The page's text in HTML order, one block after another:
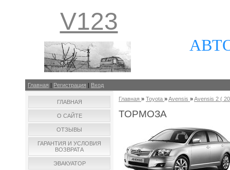
V123
Главная | Регистрация | Вход
ГЛАВНАЯ
О САЙТЕ
ОТЗЫВЫ
ГАРАНТИЯ И УСЛОВИЯ
ВОЗВРАТА
ЭВАКУАТОР
Главная » Toyota »Avensis »Avensis 2 (
ТОРМОЗА